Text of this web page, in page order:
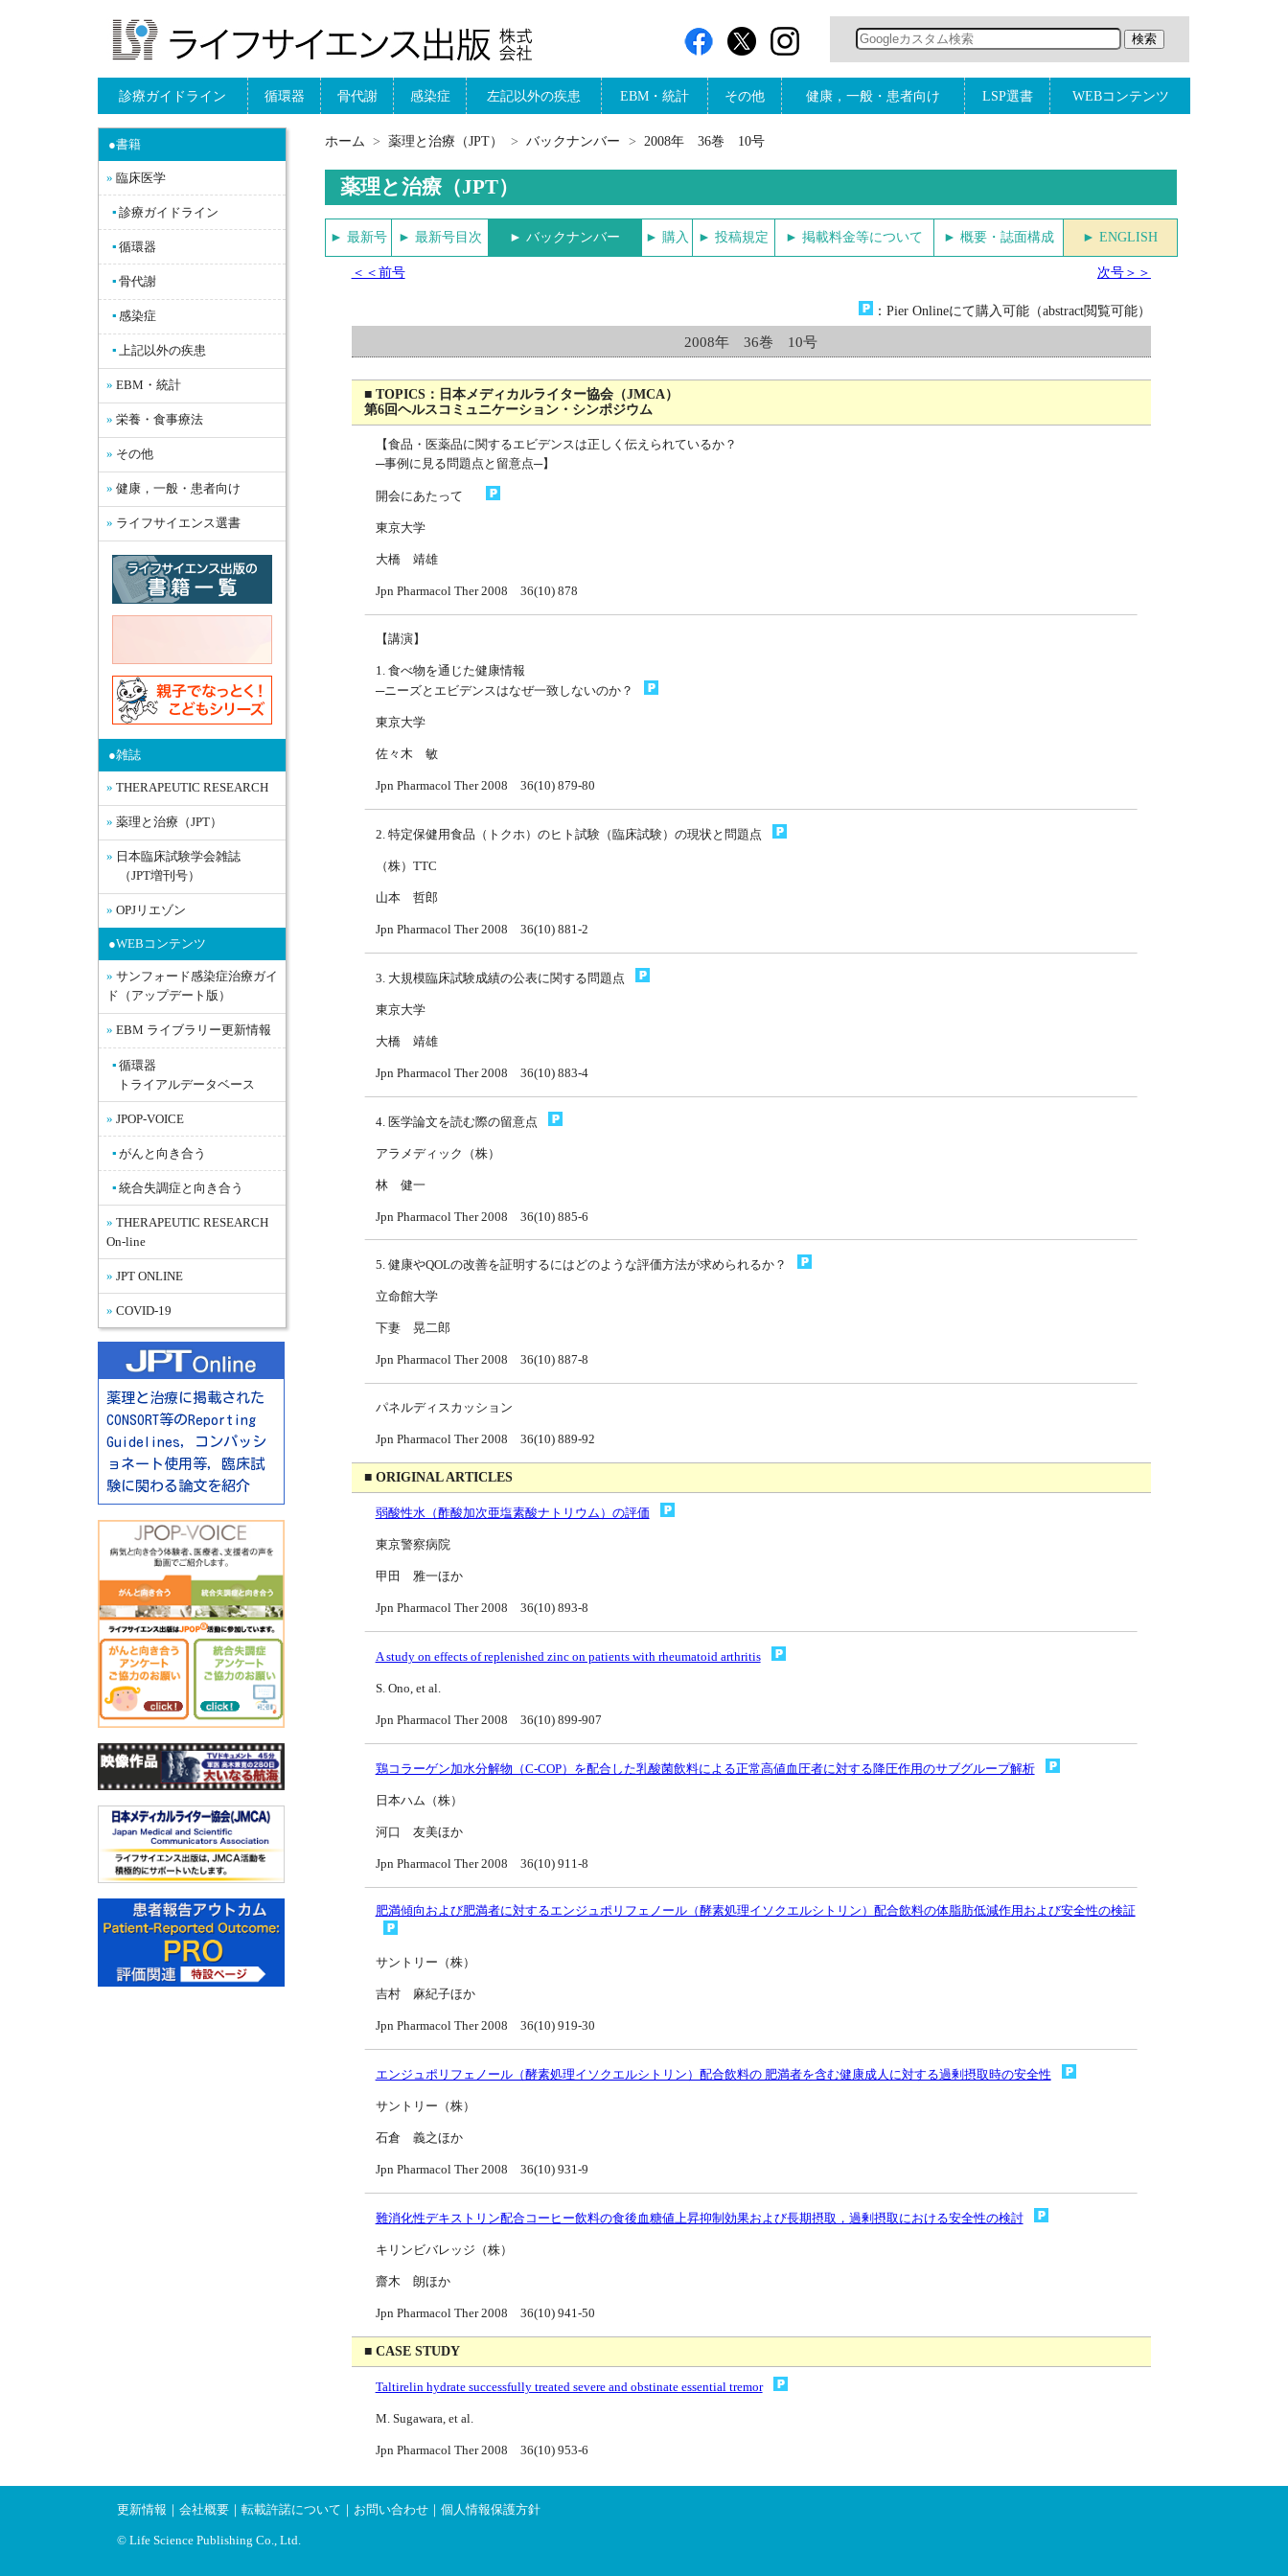
診療ガイドライン 循環器 骨代謝 感染症 左記以外の疾患 EBM・統計 その他 健康，一般・患者向け LSP選書 WEBコンテンツ
●書籍
臨床医学
診療ガイドライン
循環器
骨代謝
感染症
上記以外の疾患
EBM・統計
栄養・食事療法
その他
健康，一般・患者向け
ライフサイエンス選書
●雑誌
THERAPEUTIC RESEARCH
薬理と治療（JPT）
日本臨床試験学会雑誌
（JPT増刊号）
OPJリエゾン
●WEBコンテンツ
サンフォード感染症治療ガイ
ド（アップデート版）
EBM ライブラリー更新情報
循環器
トライアルデータベース
JPOP-VOICE
がんと向き合う
統合失調症と向き合う
THERAPEUTIC RESEARCH
On-line
JPT ONLINE
COVID-19
薬理と治療に掲載された
CONSORT等のReporting
Guidelines，コンパッシ
ョネート使用等，臨床試
験に関わる論文を紹介
ホーム 薬理と治療（JPT） バックナンバー 2008年 36巻 10号
薬理と治療（JPT）
► 最新号 ► 最新号目次 ► バックナンバー ► 購入 ► 投稿規定 ► 掲載料金等について ► 概要・誌面構成 ► ENGLISH
＜＜前号 次号＞＞
：Pier Onlineにて購入可能（abstract閲覧可能）
2008年 36巻 10号
■ TOPICS：日本メディカルライター協会（JMCA）
第6回ヘルスコミュニケーション・シンポジウム
【食品・医薬品に関するエビデンスは正しく伝えられているか？
─事例に見る問題点と留意点─】
開会にあたって
東京大学
大橋 靖雄
Jpn Pharmacol Ther 2008 36(10) 878
【講演】
1. 食べ物を通じた健康情報
─ニーズとエビデンスはなぜ一致しないのか？
東京大学
佐々木 敏
Jpn Pharmacol Ther 2008 36(10) 879-80
2. 特定保健用食品（トクホ）のヒト試験（臨床試験）の現状と問題点
（株）TTC
山本 哲郎
Jpn Pharmacol Ther 2008 36(10) 881-2
3. 大規模臨床試験成績の公表に関する問題点
東京大学
大橋 靖雄
Jpn Pharmacol Ther 2008 36(10) 883-4
4. 医学論文を読む際の留意点
アラメディック（株）
林 健一
Jpn Pharmacol Ther 2008 36(10) 885-6
5. 健康やQOLの改善を証明するにはどのような評価方法が求められるか？
立命館大学
下妻 晃二郎
Jpn Pharmacol Ther 2008 36(10) 887-8
パネルディスカッション
Jpn Pharmacol Ther 2008 36(10) 889-92
■ ORIGINAL ARTICLES
弱酸性水（酢酸加次亜塩素酸ナトリウム）の評価
東京警察病院
甲田 雅一ほか
Jpn Pharmacol Ther 2008 36(10) 893-8
A study on effects of replenished zinc on patients with rheumatoid arthritis
S. Ono, et al.
Jpn Pharmacol Ther 2008 36(10) 899-907
鶏コラーゲン加水分解物（C-COP）を配合した乳酸菌飲料による正常高値血圧者に対する降圧作用のサブグループ解析
日本ハム（株）
河口 友美ほか
Jpn Pharmacol Ther 2008 36(10) 911-8
肥満傾向および肥満者に対するエンジュポリフェノール（酵素処理イソクエルシトリン）配合飲料の体脂肪低減作用および安全性の検証
サントリー（株）
吉村 麻紀子ほか
Jpn Pharmacol Ther 2008 36(10) 919-30
エンジュポリフェノール（酵素処理イソクエルシトリン）配合飲料の 肥満者を含む健康成人に対する過剰摂取時の安全性
サントリー（株）
石倉 義之ほか
Jpn Pharmacol Ther 2008 36(10) 931-9
難消化性デキストリン配合コーヒー飲料の食後血糖値上昇抑制効果および長期摂取，過剰摂取における安全性の検討
キリンビバレッジ（株）
齋木 朗ほか
Jpn Pharmacol Ther 2008 36(10) 941-50
■ CASE STUDY
Taltirelin hydrate successfully treated severe and obstinate essential tremor
M. Sugawara, et al.
Jpn Pharmacol Ther 2008 36(10) 953-6
更新情報 ｜会社概要 ｜転載許諾について ｜ お問い合わせ ｜個人情報保護方針
© Life Science Publishing Co., Ltd.